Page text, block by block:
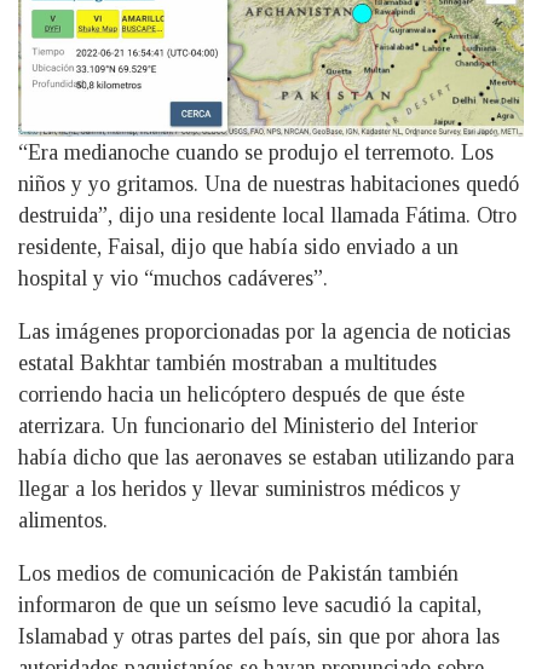
“Era medianoche cuando se produjo el terremoto. Los
niños y yo gritamos. Una de nuestras habitaciones quedó
destruida”, dijo una residente local llamada Fátima. Otro
residente, Faisal, dijo que había sido enviado a un
hospital y vio “muchos cadáveres”.
Las imágenes proporcionadas por la agencia de noticias
estatal Bakhtar también mostraban a multitudes
corriendo hacia un helicóptero después de que éste
aterrizara. Un funcionario del Ministerio del Interior
había dicho que las aeronaves se estaban utilizando para
llegar a los heridos y llevar suministros médicos y
alimentos.
Los medios de comunicación de Pakistán también
informaron de que un seísmo leve sacudió la capital,
Islamabad y otras partes del país, sin que por ahora las